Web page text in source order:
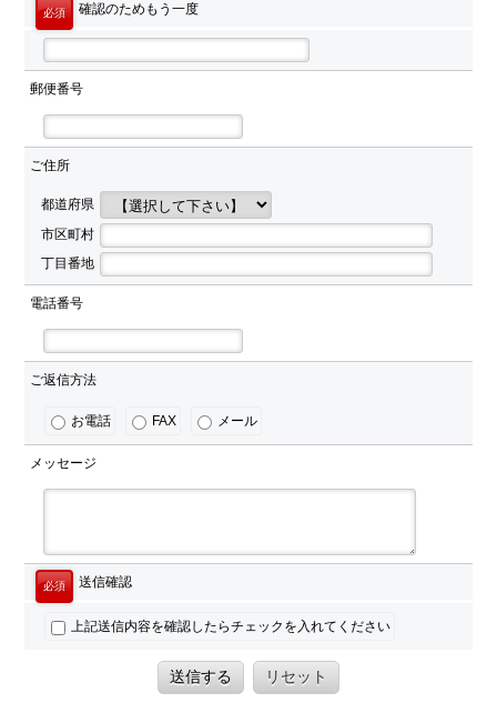
必須 確認のためもう一度
郵便番号
ご住所
都道府県
市区町村
丁目番地
電話番号
ご返信方法
お電話 FAX メール
メッセージ
必須 送信確認
上記送信内容を確認したらチェックを入れてください
送信する リセット